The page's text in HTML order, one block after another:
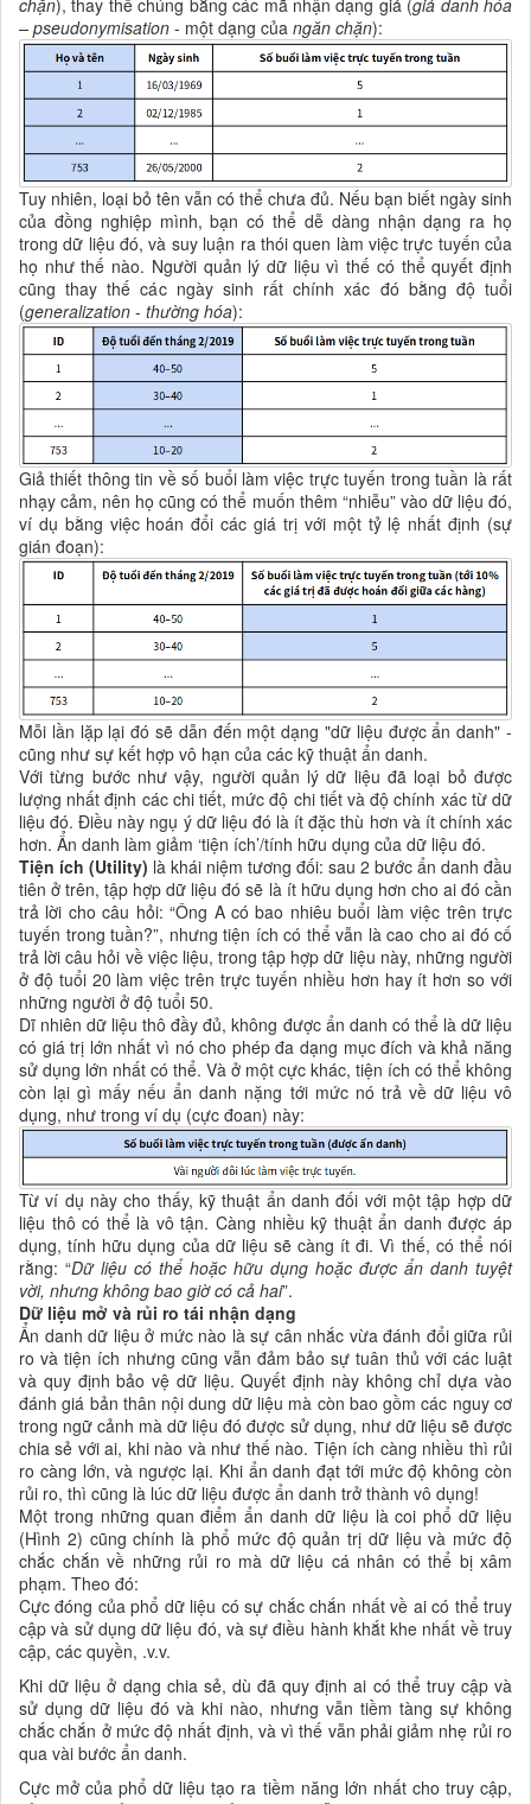
– pseudonymisation - một dạng của ngăn chặn):
Tuy nhiên, loại bỏ tên vẫn có thể chưa đủ. Nếu bạn biết ngày sinh
của đồng nghiệp mình, bạn có thể dễ dàng nhận dạng ra họ
trong dữ liệu đó, và suy luận ra thói quen làm việc trực tuyến của
họ như thế nào. Người quản lý dữ liệu vì thế có thể quyết định
cũng thay thế các ngày sinh rất chính xác đó bằng độ tuổi
(generalization - thường hóa):
Giả thiết thông tin về số buổi làm việc trực tuyến trong tuần là rất
nhạy cảm, nên họ cũng có thể muốn thêm “nhiễu” vào dữ liệu đó,
ví dụ bằng việc hoán đổi các giá trị với một tỷ lệ nhất định (sự
gián đoạn):
Mỗi lần lặp lại đó sẽ dẫn đến một dạng "dữ liệu được ẩn danh" -
cũng như sự kết hợp vô hạn của các kỹ thuật ẩn danh.
Với từng bước như vậy, người quản lý dữ liệu đã loại bỏ được
lượng nhất định các chi tiết, mức độ chi tiết và độ chính xác từ dữ
liệu đó. Điều này ngụ ý dữ liệu đó là ít đặc thù hơn và ít chính xác
hơn. Ẩn danh làm giảm ‘tiện ích’/tính hữu dụng của dữ liệu đó.
Tiện ích (Utility) là khái niệm tương đối: sau 2 bước ẩn danh đầu
tiên ở trên, tập hợp dữ liệu đó sẽ là ít hữu dụng hơn cho ai đó cần
trả lời cho câu hỏi: “Ông A có bao nhiêu buổi làm việc trên trực
tuyến trong tuần?”, nhưng tiện ích có thể vẫn là cao cho ai đó cố
trả lời câu hỏi về việc liệu, trong tập hợp dữ liệu này, những người
ở độ tuổi 20 làm việc trên trực tuyến nhiều hơn hay ít hơn so với
những người ở độ tuổi 50.
Dĩ nhiên dữ liệu thô đầy đủ, không được ẩn danh có thể là dữ liệu
có giá trị lớn nhất vì nó cho phép đa dạng mục đích và khả năng
sử dụng lớn nhất có thể. Và ở một cực khác, tiện ích có thể không
còn lại gì mấy nếu ẩn danh nặng tới mức nó trả về dữ liệu vô
dụng, như trong ví dụ (cực đoan) này:
Từ ví dụ này cho thấy, kỹ thuật ẩn danh đối với một tập hợp dữ
liệu thô có thể là vô tận. Càng nhiều kỹ thuật ẩn danh được áp
dụng, tính hữu dụng của dữ liệu sẽ càng ít đi. Vì thế, có thể nói
rằng: “Dữ liệu có thể hoặc hữu dụng hoặc được ẩn danh tuyệt
vời, nhưng không bao giờ có cả hai”.
Dữ liệu mở và rủi ro tái nhận dạng
Ẩn danh dữ liệu ở mức nào là sự cân nhắc vừa đánh đổi giữa rủi
ro và tiện ích nhưng cũng vẫn đảm bảo sự tuân thủ với các luật
và quy định bảo vệ dữ liệu. Quyết định này không chỉ dựa vào
đánh giá bản thân nội dung dữ liệu mà còn bao gồm các nguy cơ
trong ngữ cảnh mà dữ liệu đó được sử dụng, như dữ liệu sẽ được
chia sẻ với ai, khi nào và như thế nào. Tiện ích càng nhiều thì rủi
ro càng lớn, và ngược lại. Khi ẩn danh đạt tới mức độ không còn
rủi ro, thì cũng là lúc dữ liệu được ẩn danh trở thành vô dụng!
Một trong những quan điểm ẩn danh dữ liệu là coi phổ dữ liệu
(Hình 2) cũng chính là phổ mức độ quản trị dữ liệu và mức độ
chắc chắn về những rủi ro mà dữ liệu cá nhân có thể bị xâm
phạm. Theo đó:
Cực đóng của phổ dữ liệu có sự chắc chắn nhất về ai có thể truy
cập và sử dụng dữ liệu đó, và sự điều hành khắt khe nhất về truy
cập, các quyền, .v.v.
Khi dữ liệu ở dạng chia sẻ, dù đã quy định ai có thể truy cập và
sử dụng dữ liệu đó và khi nào, nhưng vẫn tiềm tàng sự không
chắc chắn ở mức độ nhất định, và vì thế vẫn phải giảm nhẹ rủi ro
qua vài bước ẩn danh.
Cực mở của phổ dữ liệu tạo ra tiềm năng lớn nhất cho truy cập,